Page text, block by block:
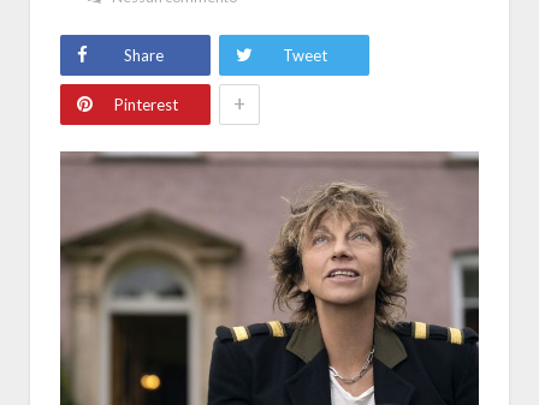
Share Tweet
Pinterest +